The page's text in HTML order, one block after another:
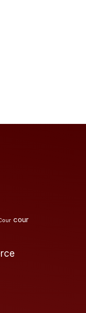
cour